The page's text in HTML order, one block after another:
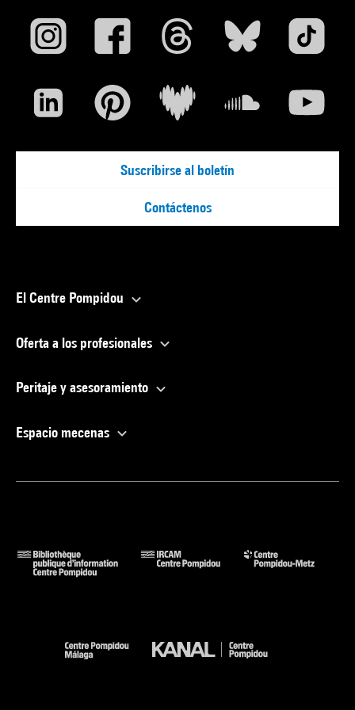
Suscribirse al boletín
Contáctenos
El Centre Pompidou
Oferta a los profesionales
Peritaje y asesoramiento
Espacio mecenas